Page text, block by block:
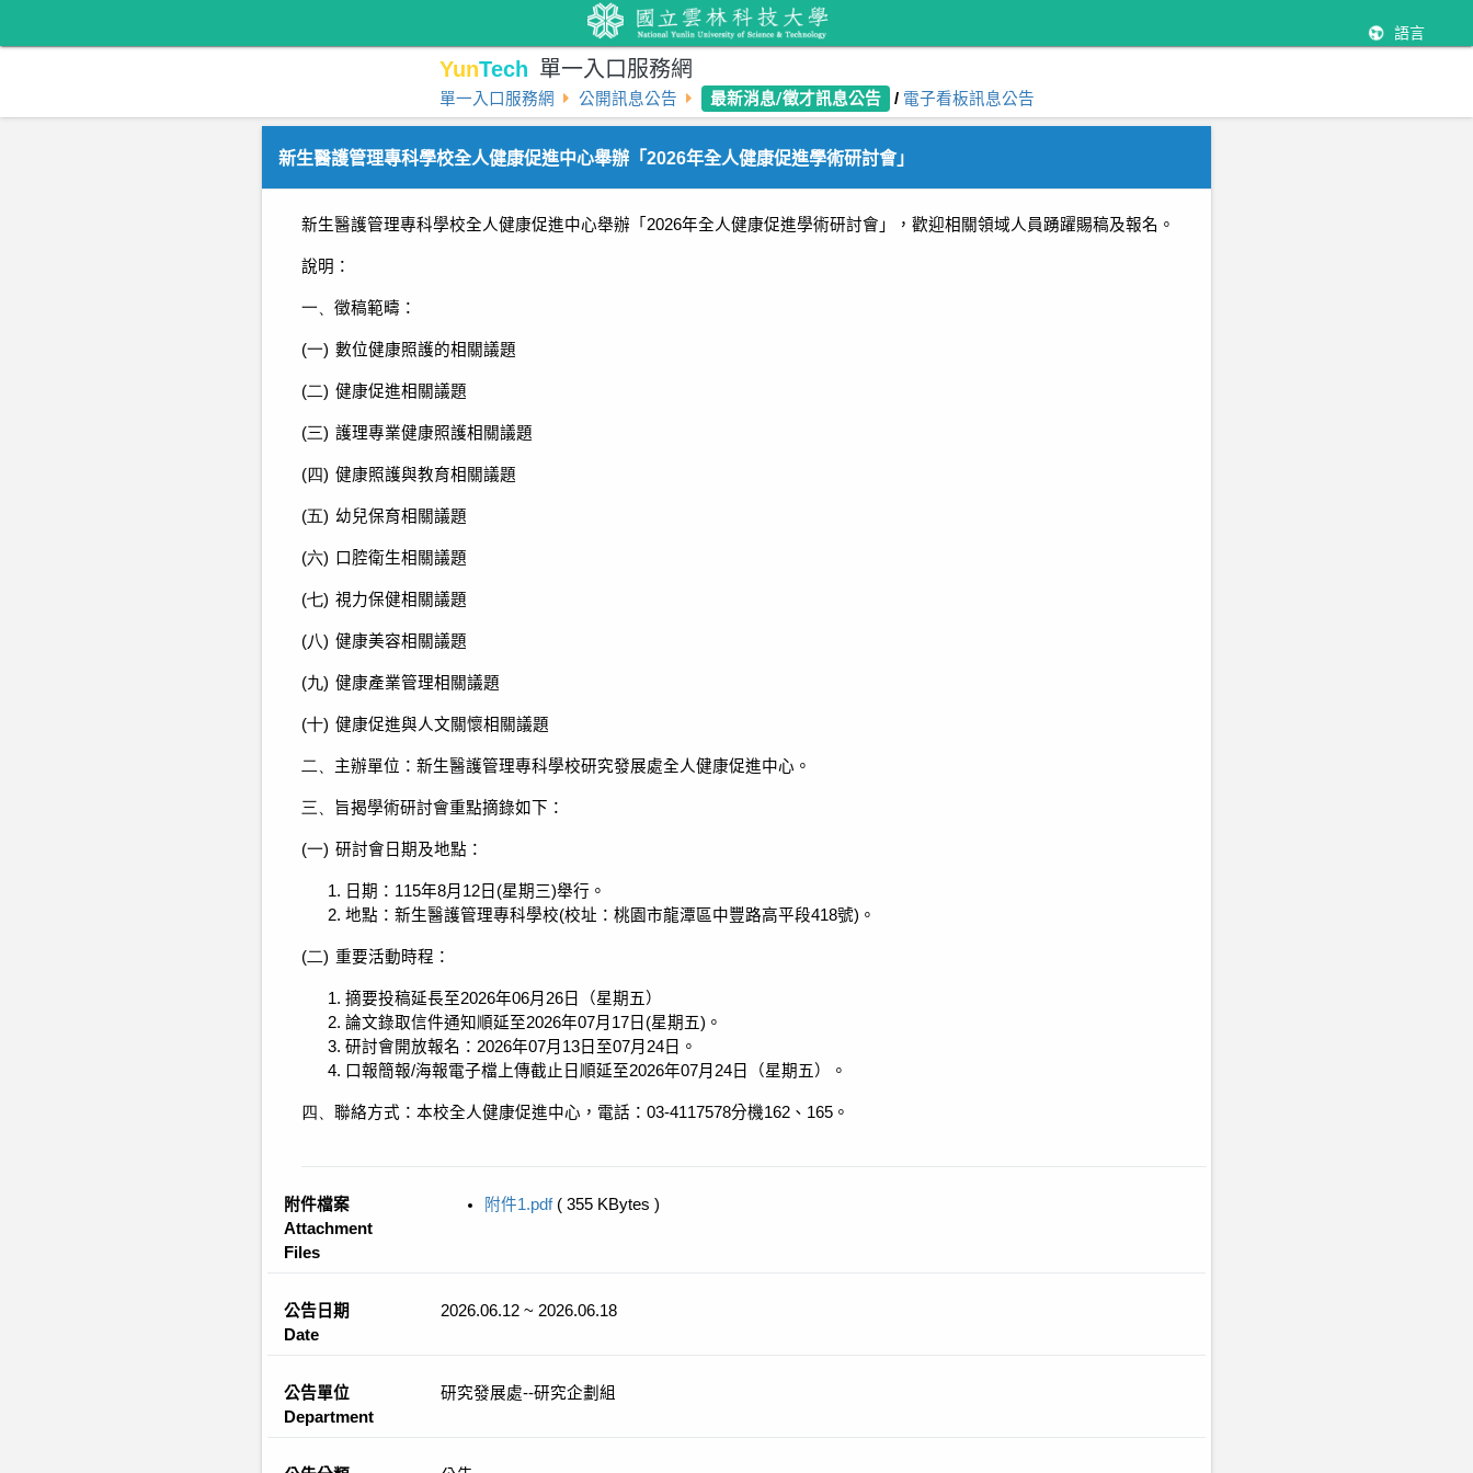
語言
YunTech 單一入口服務網
單一入口服務網 公開訊息公告 最新消息/徵才訊息公告 / 電子看板訊息公告
新生醫護管理專科學校全人健康促進中心舉辦「2026年全人健康促進學術研討會」
新生醫護管理專科學校全人健康促進中心舉辦「 2026年全人健康促進學術研討會」，歡迎相關領域人員踴躍賜稿及報名。
說明 ：
一、 徵稿範疇：
(一) 數位健康照護的相關議題
(二) 健康促進相關議題
(三) 護理專業健康照護相關議題
(四) 健康照護與教育相關議題
(五) 幼兒保育相關議題
(六) 口腔衛生相關議題
(七) 視力保健相關議題
(八) 健康美容相關議題
(九) 健康產業管理相關議題
(十) 健康促進與人文關懷相關議題
二、 主辦單位：新生醫護管理專科學校研究發展處全人健康促進中心。
三、 旨揭學術研討會重點摘錄如下：
(一) 研討會日期及地點：
日期： 115年8月 12日 (星期三)舉行。
地點：新生醫護管理專科學校(校址：桃園市龍潭區中豐路高平段418號) 。
(二) 重要活動時程：
摘要投稿延長至2026年06月 26日（星期五）
論文錄取信件通知順延至2026年07月 17日 (星期五) 。
研討會開放報名： 2026年07月 13日至07月 24日。
口報簡報/海報電子檔上傳截止日順延至2026年07月 24日（星期五）。
四、 聯絡方式：本校全人健康促進中心，電話： 03-4117578分機162 、 165 。
附件檔案
Attachment
Files
附件1.pdf ( 355 KBytes )
公告日期
Date
2026.06.12 ~ 2026.06.18
公告單位
Department
研究發展處--研究企劃組